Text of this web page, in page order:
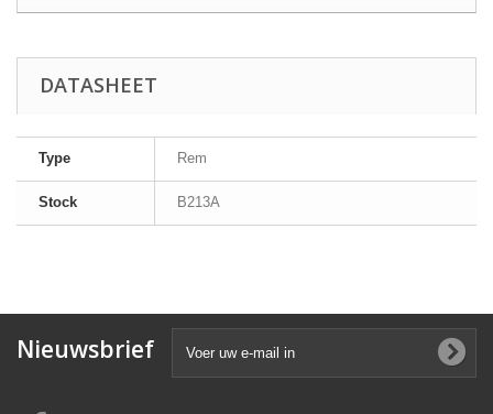
DATASHEET
Type Rem
Stock B213A
Nieuwsbrief